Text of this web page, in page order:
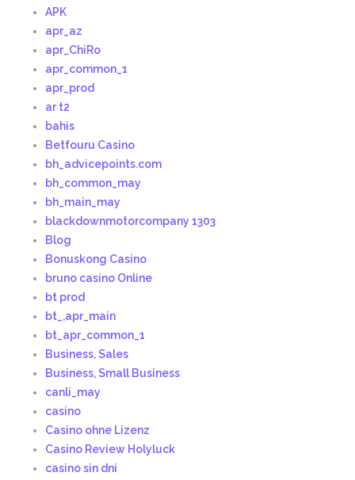
APK
apr_az
apr_ChiRo
apr_common_1
apr_prod
ar t2
bahis
Betfouru Casino
bh_advicepoints.com
bh_common_may
bh_main_may
blackdownmotorcompany 1303
Blog
Bonuskong Casino
bruno casino Online
bt prod
bt_,apr_main
bt_apr_common_1
Business, Sales
Business, Small Business
canli_may
casino
Casino ohne Lizenz
Casino Review Holyluck
casino sin dni